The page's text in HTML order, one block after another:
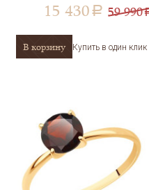
15 430 a 59 990
В корзину Купить в один клик